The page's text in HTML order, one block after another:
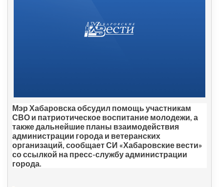
Мэр Хабаровска обсудил помощь участникам
СВО и патриотическое воспитание молодежи, а
также дальнейшие планы взаимодействия
администрации города и ветеранских
организаций, сообщает СИ «Хабаровские вести»
со ссылкой на пресс-службу администрации
города.